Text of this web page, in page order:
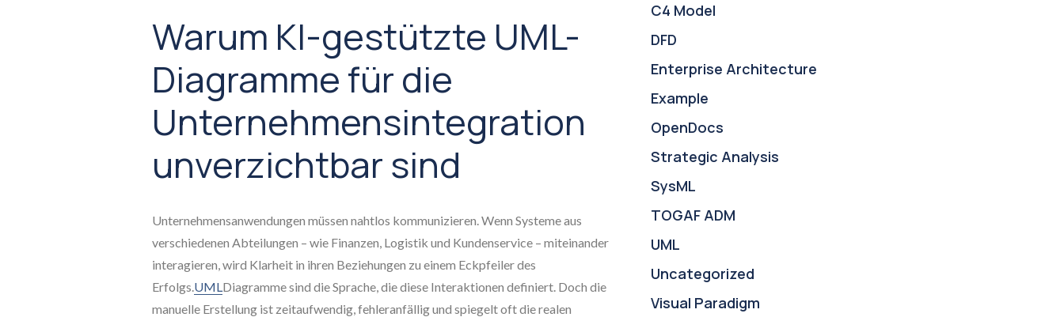
Warum KI-gestützte UML-
Diagramme für die
Unternehmensintegration
unverzichtbar sind
Unternehmensanwendungen müssen nahtlos kommunizieren. Wenn Systeme aus
verschiedenen Abteilungen – wie Finanzen, Logistik und Kundenservice – miteinander
interagieren, wird Klarheit in ihren Beziehungen zu einem Eckpfeiler des
Erfolgs.UMLDiagramme sind die Sprache, die diese Interaktionen definiert. Doch die
manuelle Erstellung ist zeitaufwendig, fehleranfällig und spiegelt oft die realen
C4 Model
DFD
Enterprise Architecture
Example
OpenDocs
Strategic Analysis
SysML
TOGAF ADM
UML
Uncategorized
Visual Paradigm